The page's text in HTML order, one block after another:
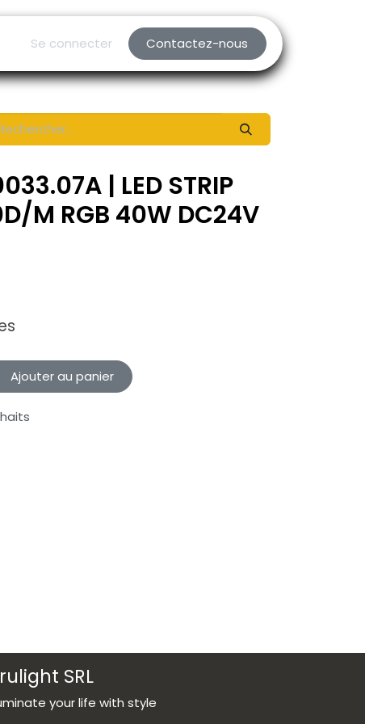
Se connecter Contactez-nous
| LED STRIP
M RGB 40W DC24V
Ajouter au panier
SRL
your life with style